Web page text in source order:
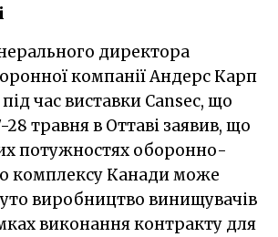
компанії Андерс Карп
час виставки Cansec, що
травня в Оттаві заявив, що
потужностях оборонно-
комплексу Канади може
виробництво винищувачів
виконання контракту для